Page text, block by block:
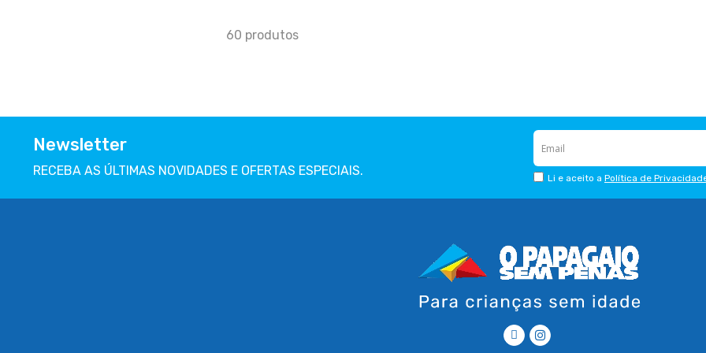
60 produtos
Newsletter
RECEBA AS ÚLTIMAS NOVIDADES E OFERTAS ESPECIAIS. Li e aceito a Política de